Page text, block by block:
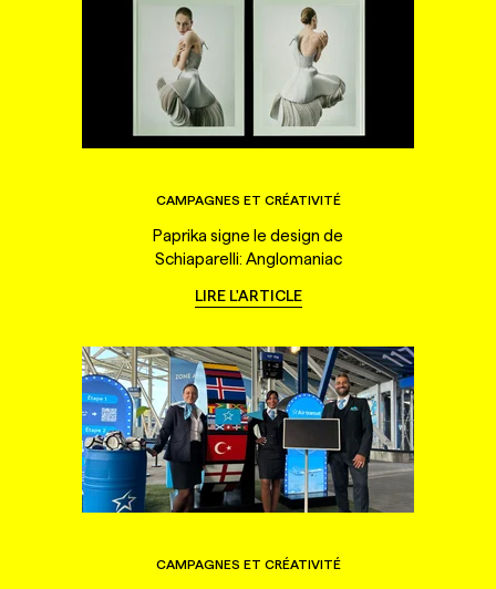
CAMPAGNES ET CRÉATIVITÉ
Paprika signe le design de
Schiaparelli: Anglomaniac
LIRE L'ARTICLE
CAMPAGNES ET CRÉATIVITÉ